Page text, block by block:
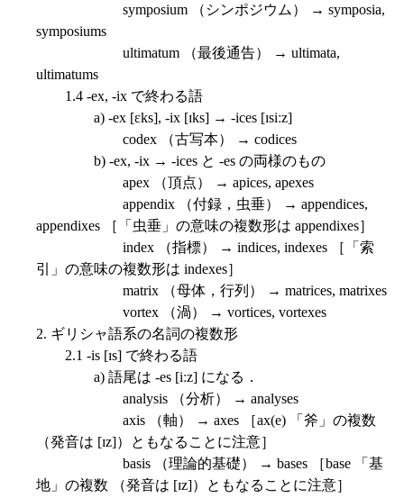
symposium （シンポジウム） → symposia,
symposiums
ultimatum （最後通告） → ultimata,
ultimatums
1.4 -ex, -ix で終わる語
a) -ex [ɛks], -ix [ɪks] → -ices [ɪsiːz]
codex （古写本） → codices
b) -ex, -ix → -ices と -es の両様のもの
apex （頂点） → apices, apexes
appendix （付録，虫垂） → appendices,
appendixes ［「虫垂」の意味の複数形は appendixes］
index （指標） → indices, indexes ［「索
引」の意味の複数形は indexes］
matrix （母体，行列） → matrices, matrixes
vortex （渦） → vortices, vortexes
2. ギリシャ語系の名詞の複数形
2.1 -is [ɪs] で終わる語
a) 語尾は -es [iːz] になる．
analysis （分析） → analyses
axis （軸） → axes ［ax(e) 「斧」の複数
（発音は [ɪz]）ともなることに注意］
basis （理論的基礎） → bases ［base 「基
地」の複数 （発音は [ɪz]）ともなることに注意］